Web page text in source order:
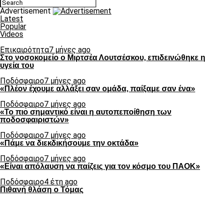
Advertisement
Latest
Popular
Videos
Επικαιρότητα7 μήνες ago
Στο νοσοκομείο ο Μιρτσέα Λουτσέσκου, επιδεινώθηκε η
υγεία του
Ποδόσφαιρο7 μήνες ago
«Πλέον έχουμε αλλάξει σαν ομάδα, παίξαμε σαν ένα»
Ποδόσφαιρο7 μήνες ago
«Το πιο σημαντικό είναι η αυτοπεποίθηση των
ποδοσφαιριστών»
Ποδόσφαιρο7 μήνες ago
«Πάμε να διεκδικήσουμε την οκτάδα»
Ποδόσφαιρο7 μήνες ago
«Είναι απόλαυση να παίζεις για τον κόσμο του ΠΑΟΚ»
Ποδόσφαιρο4 έτη ago
Πιθανή θλάση ο Τόμας